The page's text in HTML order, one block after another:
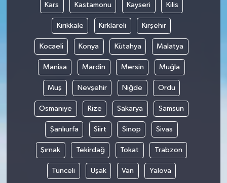
Kars Kastamonu Kayseri Kilis
Kırıkkale Kırklareli Kırşehir
Kocaeli Konya Kütahya Malatya
Manisa Mardin Mersin Muğla
Muş Nevşehir Niğde Ordu
Osmaniye Rize Sakarya Samsun
Şanlıurfa Siirt Sinop Sivas
Şırnak Tekirdağ Tokat Trabzon
Tunceli Uşak Van Yalova